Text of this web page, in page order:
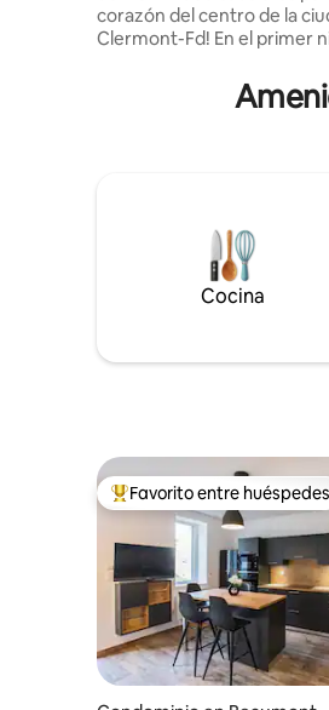
corazón del centro de la
Clermont-Fd! En el primer
hidromasaje, una cama
escenario, una cocina
como salida tardía,
otras sorpresas.
Cocina
De los mejores en Favorito
Favorito entre huéspedes